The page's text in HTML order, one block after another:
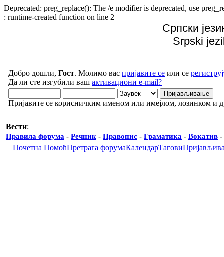
Deprecated: preg_replace(): The /e modifier is deprecated, use
: runtime-created function on line 2
Српски
Srpski
Добро дошли, Гост. Молимо вас пријавите се или се
Да ли сте изгубили ваш активациони e-mail?
Пријавите се корисничким именом или имејлом, лозинком и
Вести:
Правила форума - Речник - Правопис - Граматика - Вокатив -
Почетна ПомоћПретрага форумаКалендарТагови